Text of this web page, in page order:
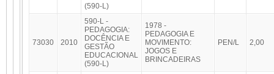
(590-L)
73030 2010
590-L -
PEDAGOGIA:
DOCÊNCIA E
GESTÃO
EDUCACIONAL
(590-L)
1978 -
PEDAGOGIA E
MOVIMENTO:
JOGOS E
BRINCADEIRAS
PEN/L 2,00